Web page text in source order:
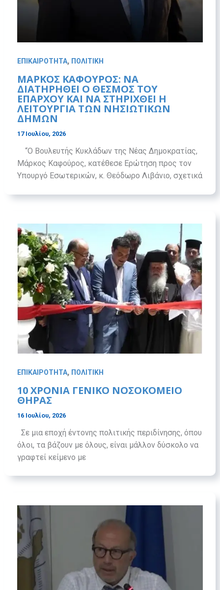
ΕΠΙΚΑΙΡΟΤΗΤΑ, ΠΟΛΙΤΙΚΗ
ΜΆΡΚΟΣ ΚΑΦΟΎΡΟΣ: ΝΑ
ΔΙΑΤΗΡΗΘΕΊ Ο ΘΕΣΜΌΣ ΤΟΥ
ΕΠΆΡΧΟΥ ΚΑΙ ΝΑ ΣΤΗΡΙΧΘΕΊ Η
ΛΕΙΤΟΥΡΓΊΑ ΤΩΝ ΝΗΣΙΩΤΙΚΏΝ
ΔΉΜΩΝ
17 Ιουλίου, 2026
“Ο Βουλευτής Κυκλάδων της Νέας Δημοκρατίας,
Μάρκος Καφούρος, κατέθεσε Ερώτηση προς τον
Υπουργό Εσωτερικών, κ. Θεόδωρο Λιβάνιο, σχετικά
ΕΠΙΚΑΙΡΟΤΗΤΑ, ΠΟΛΙΤΙΚΗ
10 ΧΡΌΝΙΑ ΓΕΝΙΚΌ ΝΟΣΟΚΟΜΕΊΟ
ΘΉΡΑΣ
16 Ιουλίου, 2026
Σε μια εποχή έντονης πολιτικής περιδίνησης, όπου
όλοι, τα βάζουν με όλους, είναι μάλλον δύσκολο να
γραφτεί κείμενο με